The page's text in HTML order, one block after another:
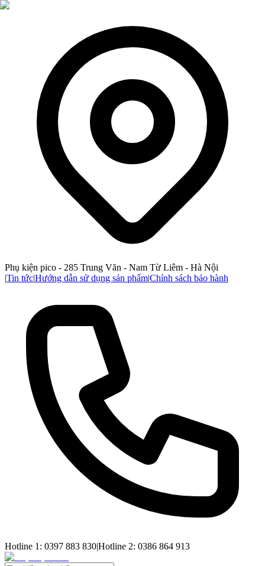
Phụ kiện pico - 285 Trung Văn - Nam Từ Liêm - Hà Nội
|Tin tức|Hướng dẫn sử dụng sản phẩm|Chính sách bảo hành
Hotline 1: 0397 883 830|Hotline 2: 0386 864 913